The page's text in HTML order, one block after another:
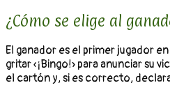
¿Cómo se elige al
El ganador es el primer jugador
gritar «¡Bingo!» para anunciar su
el cartón y, si es correcto,